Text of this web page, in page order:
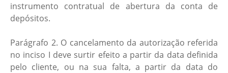
instrumento contratual de abertura da conta de
depósitos.
Parágrafo 2. O cancelamento da autorização referida
no inciso I deve surtir efeito a partir da data definida
pelo cliente, ou na sua falta, a partir da data do